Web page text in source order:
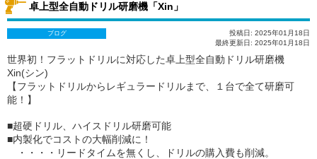
卓上型全自動ドリル研磨機「Xin」
ブログ
投稿日: 2025年01月18日
最終更新日: 2025年01月18日
世界初！フラットドリルに対応した卓上型全自動ドリル研磨機
Xin(シン)
【フラットドリルからレギュラードリルまで、１台で全て研磨可
能！】
■超硬ドリル、ハイスドリル研磨可能
■内製化でコストの大幅削減に！
・・・・リードタイムを無くし、ドリルの購入費も削減。